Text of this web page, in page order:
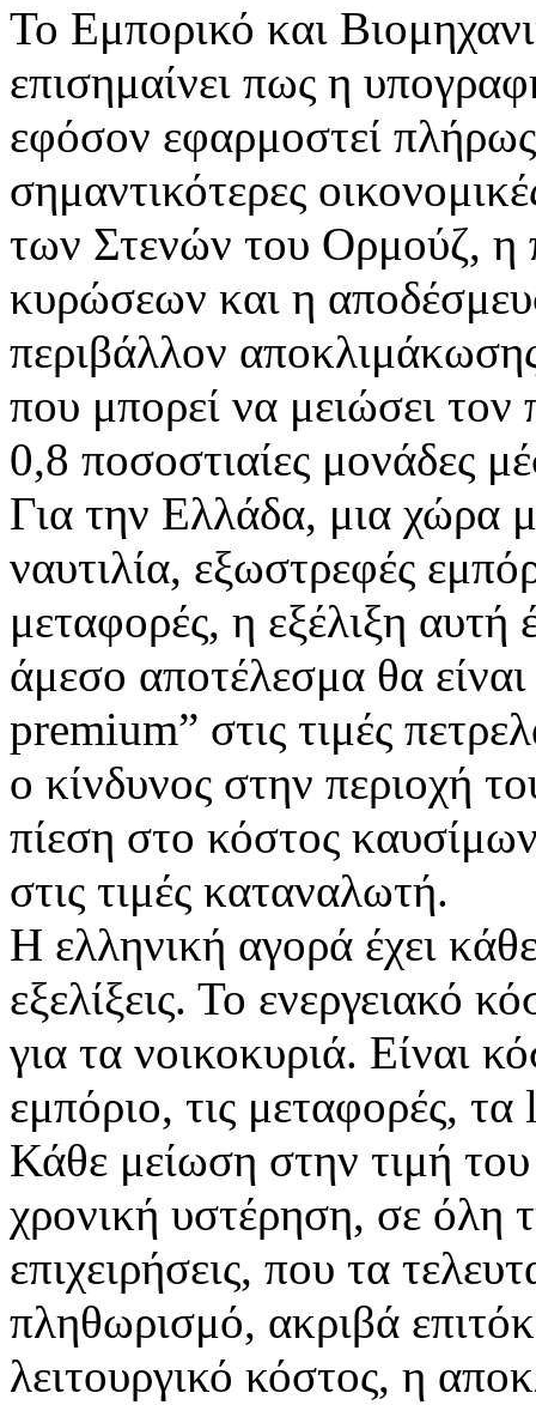
Το Εμπορικό και
επισημαίνει πως η
εφόσον εφαρμοστεί
σημαντικότερες
των Στενών του Ορμούζ, η
κυρώσεων και η
περιβάλλον
που μπορεί να μειώσει
0,8 ποσοστιαίες μονάδες
Για την Ελλάδα, μια χώρα
ναυτιλία, εξωστρεφές
μεταφορές, η εξέλιξη αυτή
άμεσο αποτέλεσμα θα
premium” στις τιμές
ο κίνδυνος στην περιοχή
πίεση στο κόστος
στις τιμές καταναλωτή.
Η ελληνική αγορά έχει
εξελίξεις. Το ενεργειακό
για τα νοικοκυριά. Είναι
εμπόριο, τις μεταφορές,
Κάθε μείωση στην τιμή
χρονική υστέρηση, σε όλη
επιχειρήσεις, που τα
πληθωρισμό, ακριβά
λειτουργικό κόστος, η